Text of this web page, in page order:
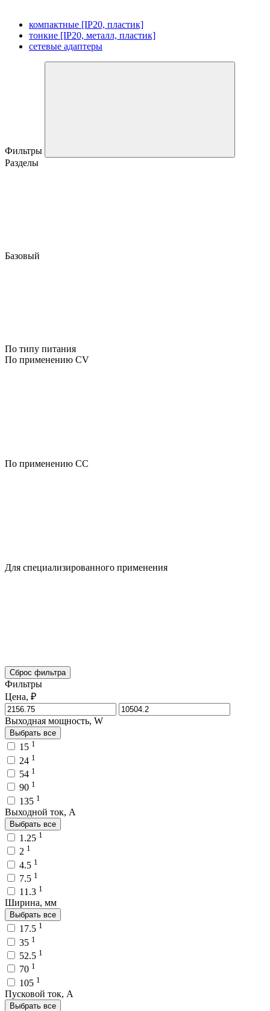
компактные [IP20, пластик]
тонкие [IP20, металл, пластик]
сетевые адаптеры
Фильтры
Разделы
Базовый
По типу питания
По применению CV
По применению CC
Для специализированного применения
Сброс фильтра
Фильтры
Цена, ₽
Выходная мощность, W
Выбрать все
15 1
24 1
54 1
90 1
135 1
Выходной ток, A
Выбрать все
1.25 1
2 1
4.5 1
7.5 1
11.3 1
Ширина, мм
Выбрать все
17.5 1
35 1
52.5 1
70 1
105 1
Пусковой ток, A
Выбрать все